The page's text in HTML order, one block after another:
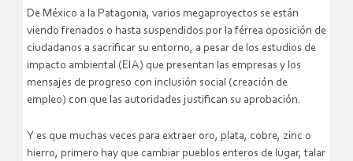
De México a la Patagonia, varios megaproyectos se están
viendo frenados o hasta suspendidos por la férrea oposición de
ciudadanos a sacrificar su entorno, a pesar de los estudios de
impacto ambiental (EIA) que presentan las empresas y los
mensajes de progreso con inclusión social (creación de
empleo) con que las autoridades justifican su aprobación.
Y es que muchas veces para extraer oro, plata, cobre, zinc o
hierro, primero hay que cambiar pueblos enteros de lugar, talar